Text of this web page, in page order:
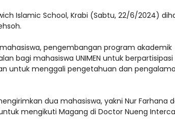
Islamic School, Krabi (Sabtu, 22/6/2024)
pengembangan program akademik
bagi mahasiswa UNIMEN untuk berpartisipasi
untuk menggali pengetahuan dan
dua mahasiswa, yakni Nur Farhana
mengikuti Magang di Doctor Nueng